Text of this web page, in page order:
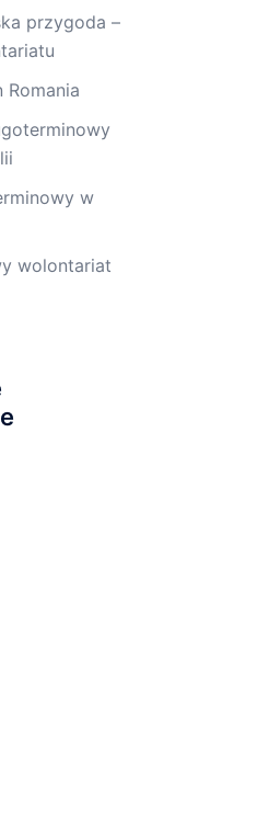
przygoda –
Romania
w
wolontariat